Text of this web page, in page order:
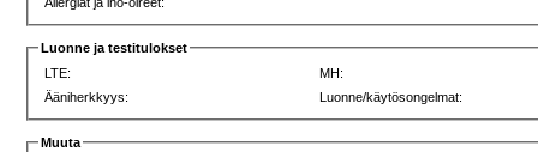
Luonne ja testitulokset
LTE:
MH:
Ääniherkkyys:
Luonne/käytösongelmat:
Muuta